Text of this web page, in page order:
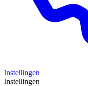
Instellingen
Instellingen